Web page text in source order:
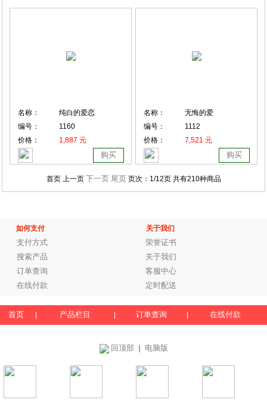
名称：
纯白的爱恋
编号：
1160
价格：
1,887 元
购买
名称：
无悔的爱
编号：
1112
价格：
7,521 元
购买
首页 上一页 下一页 尾页 页次： 1/12页 共有210种商品
如何支付 关于我们
支付方式
荣誉证书
搜索产品
关于我们
订单查询
客服中心
在线付款
定时配送
首页 产品栏目 订单查询 在线付款
回顶部 电脑版